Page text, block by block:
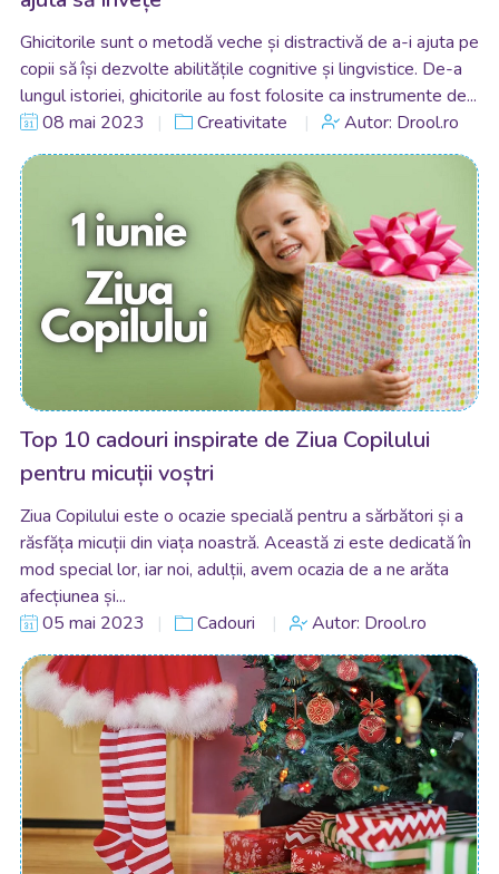
Ghicitorile sunt o metodă veche și distractivă de a-i ajuta pe
copii să își dezvolte abilitățile cognitive și lingvistice. De-a
lungul istoriei, ghicitorile au fost folosite ca instrumente de...
08 mai 2023
Creativitate Autor: Drool.ro
Top 10 cadouri inspirate de Ziua Copilului
pentru micuții voștri
Ziua Copilului este o ocazie specială pentru a sărbători și a
răsfăța micuții din viața noastră. Această zi este dedicată în
mod special lor, iar noi, adulții, avem ocazia de a ne arăta
afecțiunea și...
05 mai 2023
Cadouri Autor: Drool.ro